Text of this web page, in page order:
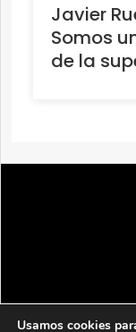
Javier
Somos
de la
Usamos cookies